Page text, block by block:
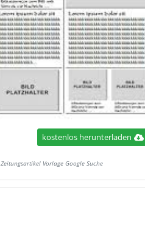
kostenlos herunterladen
Zeitungsartikel Vorlage Google Suche